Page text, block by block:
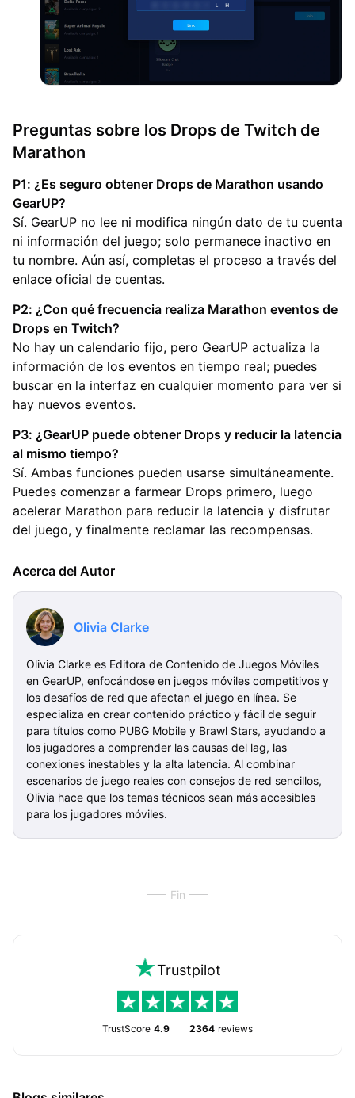
Preguntas sobre los Drops de Twitch de
Marathon
P1: ¿Es seguro obtener Drops de Marathon usando
GearUP?
Sí. GearUP no lee ni modifica ningún dato de tu cuenta
ni información del juego; solo permanece inactivo en
tu nombre. Aún así, completas el proceso a través del
enlace oficial de cuentas.
P2: ¿Con qué frecuencia realiza Marathon eventos de
Drops en Twitch?
No hay un calendario fijo, pero GearUP actualiza la
información de los eventos en tiempo real; puedes
buscar en la interfaz en cualquier momento para ver si
hay nuevos eventos.
P3: ¿GearUP puede obtener Drops y reducir la latencia
al mismo tiempo?
Sí. Ambas funciones pueden usarse simultáneamente.
Puedes comenzar a farmear Drops primero, luego
acelerar Marathon para reducir la latencia y disfrutar
del juego, y finalmente reclamar las recompensas.
Acerca del Autor
Olivia Clarke
Olivia Clarke es Editora de Contenido de Juegos Móviles
en GearUP, enfocándose en juegos móviles competitivos y
los desafíos de red que afectan el juego en línea. Se
especializa en crear contenido práctico y fácil de seguir
para títulos como PUBG Mobile y Brawl Stars, ayudando a
los jugadores a comprender las causas del lag, las
conexiones inestables y la alta latencia. Al combinar
escenarios de juego reales con consejos de red sencillos,
Olivia hace que los temas técnicos sean más accesibles
para los jugadores móviles.
Fin
Trustpilot
TrustScore 4.9 2364 reviews